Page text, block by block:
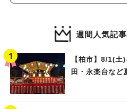
週間人気記
【柏市】8/1(
田・永楽台など